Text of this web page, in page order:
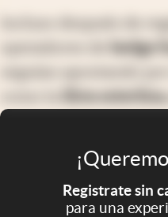
Incluso después de
hedge
libra
Registrate sin
para una